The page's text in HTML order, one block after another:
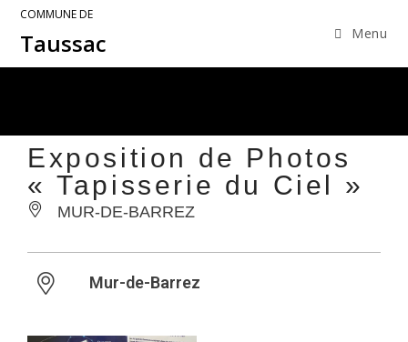
COMMUNE DE
Taussac Menu
Exposition de Photos
« Tapisserie du Ciel »
MUR-DE-BARREZ
Mur-de-Barrez